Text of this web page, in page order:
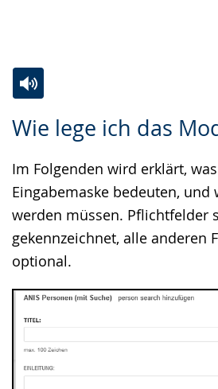
Wie lege ich das
Im Folgenden wird erklärt,
Eingabemaske bedeuten, und
werden müssen. Pflichtfelder
gekennzeichnet, alle anderen
optional.
Leichten
wechseln.
Audio-
Video
Deutscher
Gebärdensprache
wird
angezeigt.